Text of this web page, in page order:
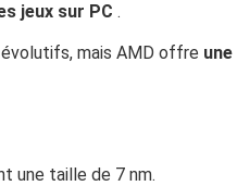
jeux sur PC .
mais AMD offre une
une taille de 7 nm.